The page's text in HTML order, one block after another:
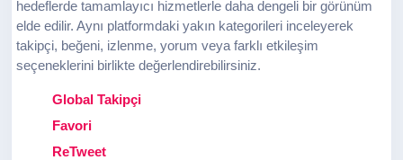
hedeflerde tamamlayıcı hizmetlerle daha dengeli bir görünüm
elde edilir. Aynı platformdaki yakın kategorileri inceleyerek
takipçi, beğeni, izlenme, yorum veya farklı etkileşim
seçeneklerini birlikte değerlendirebilirsiniz.
Global Takipçi
Favori
ReTweet